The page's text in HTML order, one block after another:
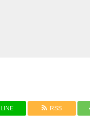
LINE RSS